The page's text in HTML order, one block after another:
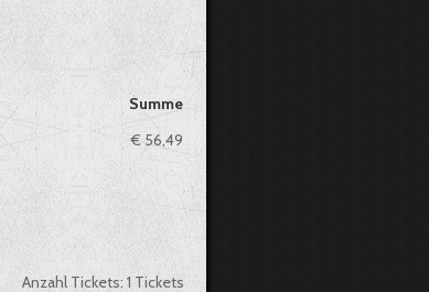
Summe
€ 56,49
Anzahl Tickets:1 Tickets